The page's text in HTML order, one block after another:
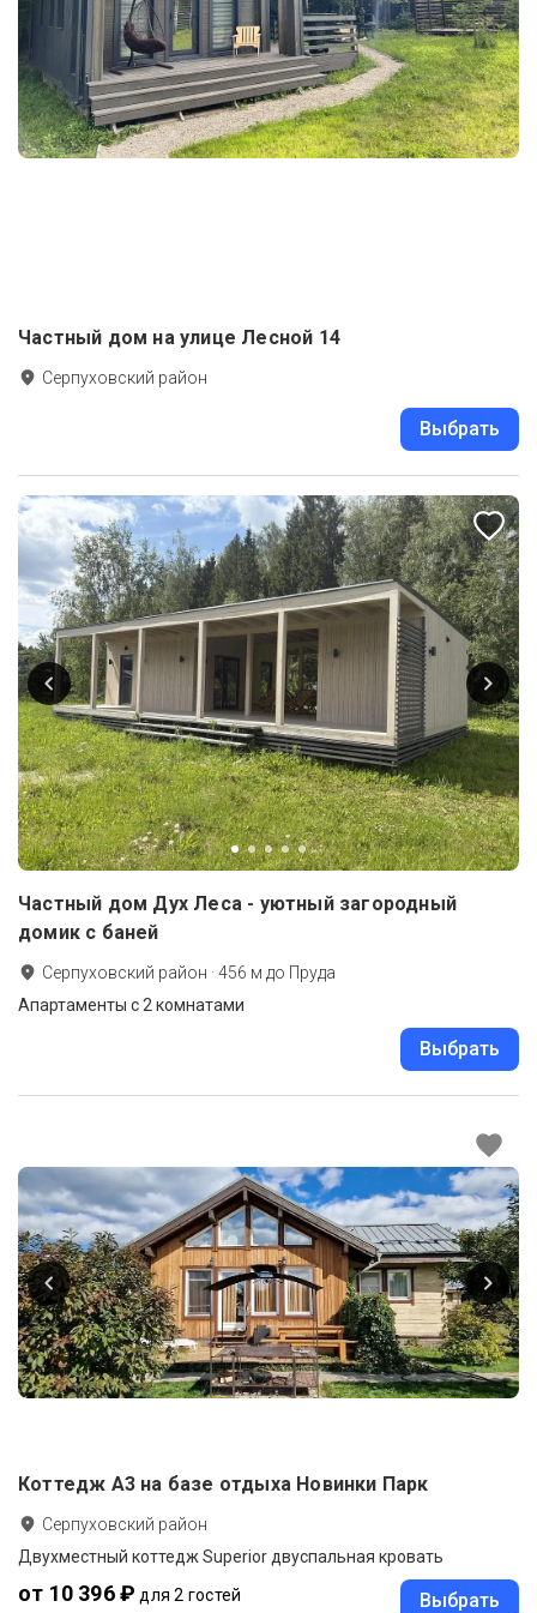
Частный дом на улице Лесной 14
Серпуховский район
Выбрать
Частный дом Дух Леса - уютный загородный
домик с баней
Серпуховский район ·456 м до Пруда
Апартаменты с 2 комнатами
Выбрать
Коттедж А3 на базе отдыха Новинки Парк
Серпуховский район
Двухместный коттедж Superior двуспальная кровать
от 10 396 ₽ для 2 гостей Выбрать